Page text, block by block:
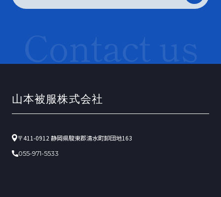
〒411-0912 静岡県駿東郡清水町卸団地163
055-971-5533